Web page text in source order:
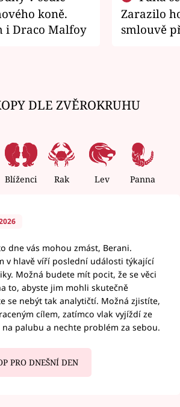
koně.
i Draco Malfoy
Zarazilo
smlouvě
DLE ZVĚROKRUHU
Blíženci Rak Lev Panna
dne vás mohou zmást, Berani.
v hlavě víří poslední události týkající
Možná budete mít pocit, že se věci
to, abyste jim mohli skutečně
se nebýt tak analytičtí. Možná zjistíte,
cílem, zatímco vlak vyjíždí ze
palubu a nechte problém za sebou.
PRO DNEŠNÍ DEN